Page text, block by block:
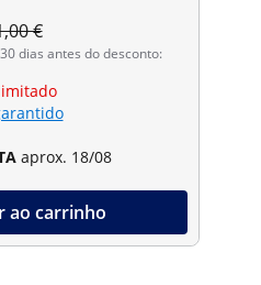
€
dias antes do desconto:
aprox. 18/08
ao carrinho